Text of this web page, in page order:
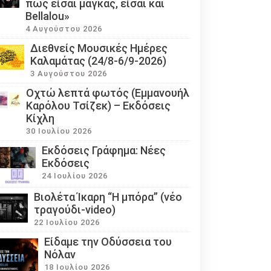
πως είσαι μάγκας, είσαι και
Bellalou»
4 Αυγούστου 2026
Διεθνείς Μουσικές Ημέρες
Καλαμάτας (24/8-6/9-2026)
3 Αυγούστου 2026
Οχτώ λεπτά φωτός (Εμμανουήλ
Καρόλου Τσίζεκ) – Εκδόσεις
Κίχλη
30 Ιουλίου 2026
Εκδόσεις Γράφημα: Νέες
Εκδόσεις
24 Ιουλίου 2026
Βιολέτα Ίκαρη “Η μπόρα” (νέο
τραγούδι-video)
22 Ιουλίου 2026
Eίδαμε την Οδύσσεια του
Νόλαν
18 Ιουλίου 2026